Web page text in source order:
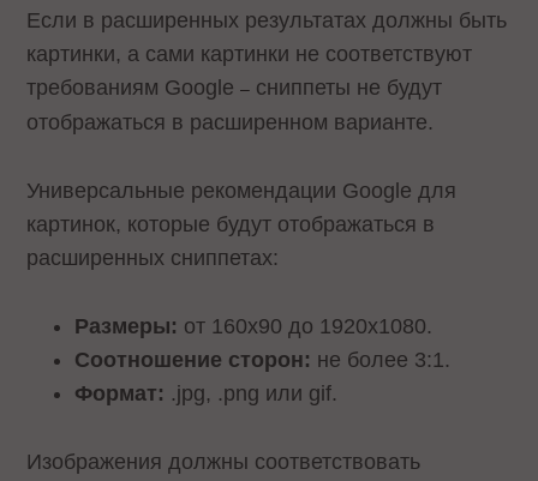
Если в расширенных результатах должны быть
картинки, а сами картинки не соответствуют
требованиям Google– сниппеты не будут
отображаться в расширенном варианте.
Универсальные рекомендации Google для
картинок, которые будут отображаться в
расширенных сниппетах:
Размеры: от 160х90 до 1920х1080.
Соотношение сторон: не более 3:1.
Формат: .jpg, .png или gif.
Изображения должны соответствовать